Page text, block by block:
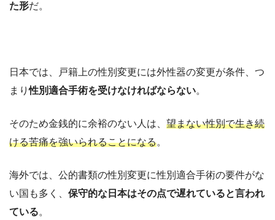
た形だ。
日本では、戸籍上の性別変更には外性器の変更が条件、つ
まり性別適合手術を受けなければならない。
そのため金銭的に余裕のない人は、 望まない性別で生き続
ける苦痛を強いられることになる。
海外では、公的書類の性別変更に性別適合手術の要件がな
い国も多く、 保守的な日本はその点で遅れていると言われ
ている。